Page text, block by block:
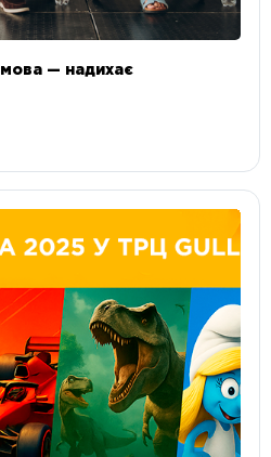
— надихає